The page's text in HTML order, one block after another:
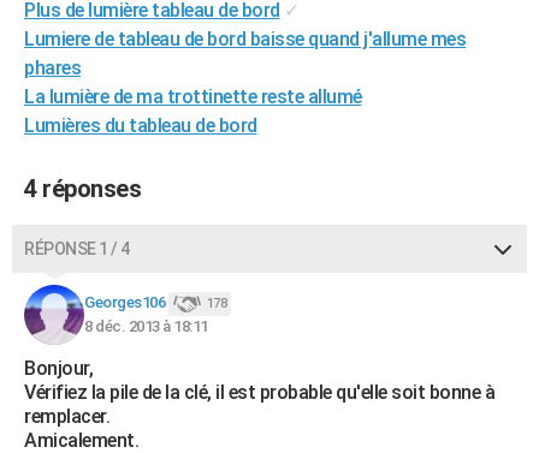
CARTE DE VOEUX
Carte de Noël
Carte Bonne année
Carte Saint-Valentin
Carte Pâques
Carte d'anniversaire
DICTIONNAIRE
Dictionnaire
Biographies
Citations
Expressions
Proverbes
PROGRAMME TV
S'inscrire
Se connecter
Lycées
Collèges
Primaires
Universités
Entreprises
Service militaire
Avis de recherche
AVIS DE DÉCÈS
FORUM
Bricolage
Lifestyle
Culture
Sport
Auto
Television
Voyage
Cinema
Plus de lumière tableau de bord ✓
Lumiere de tableau de bord baisse quand j'allume mes
phares
La lumière de ma trottinette reste allumé
Lumières du tableau de bord
4 réponses
RÉPONSE 1 / 4
Georges106 178
8 déc. 2013 à 18:11
Bonjour,
Vérifiez la pile de la clé, il est probable qu'elle soit bonne à
remplacer.
Amicalement.